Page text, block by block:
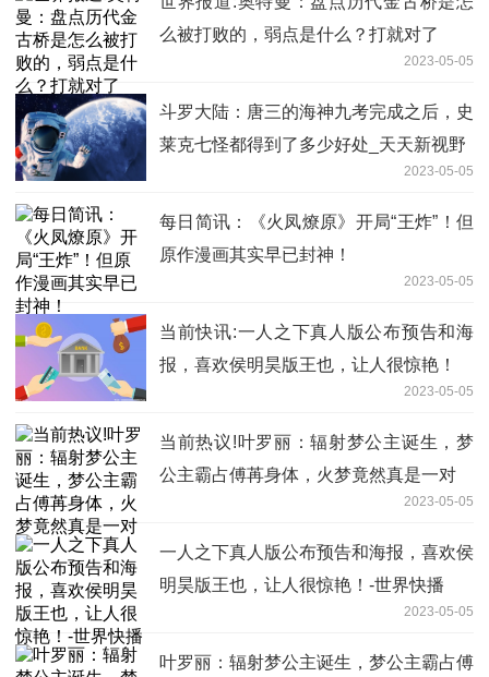
么被打败的，弱点是什么？打就对了
2023-05-05
斗罗大陆：唐三的海神九考完成之后，史
莱克七怪都得到了多少好处_天天新视野
2023-05-05
每日简讯：《火凤燎原》开局“王炸”！但
原作漫画其实早已封神！
2023-05-05
当前快讯:一人之下真人版公布预告和海
报，喜欢侯明昊版王也，让人很惊艳！
2023-05-05
当前热议!叶罗丽：辐射梦公主诞生，梦
公主霸占傅苒身体，火梦竟然真是一对
2023-05-05
一人之下真人版公布预告和海报，喜欢侯
明昊版王也，让人很惊艳！-世界快播
2023-05-05
叶罗丽：辐射梦公主诞生，梦公主霸占傅